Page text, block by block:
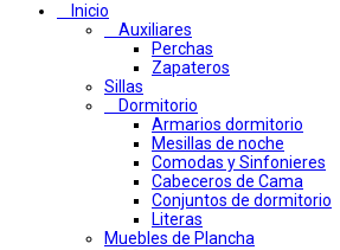
Inicio
Auxiliares
Perchas
Zapateros
Sillas
Dormitorio
Armarios dormitorio
Mesillas de noche
Comodas y Sinfonieres
Cabeceros de Cama
Conjuntos de dormitorio
Literas
Muebles de Plancha